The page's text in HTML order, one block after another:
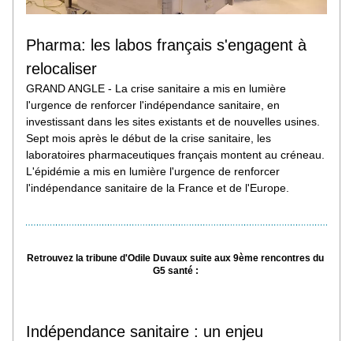
Pharma: les labos français s'engagent à
relocaliser
GRAND ANGLE - La crise sanitaire a mis en lumière
l'urgence de renforcer l'indépendance sanitaire, en
investissant dans les sites existants et de nouvelles usines.
Sept mois après le début de la crise sanitaire, les
laboratoires pharmaceutiques français montent au créneau.
L'épidémie a mis en lumière l'urgence de renforcer
l'indépendance sanitaire de la France et de l'Europe.
Retrouvez la tribune d'Odile Duvaux suite aux 9ème rencontres du
G5 santé :
Indépendance sanitaire : un enjeu